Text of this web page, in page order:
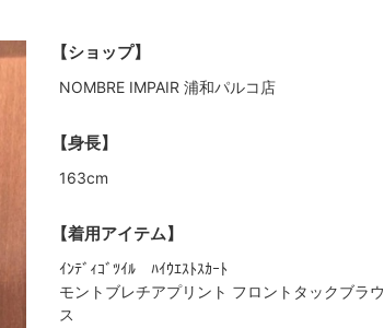
【ショップ】
NOMBRE IMPAIR 浦和パルコ店
【身長】
163cm
【着用アイテム】
ｲﾝﾃﾞｨｺﾞﾂｲﾙ ﾊｲｳｴｽﾄｽｶｰﾄ
モントブレチアプリント フロントタックブラウ
ス